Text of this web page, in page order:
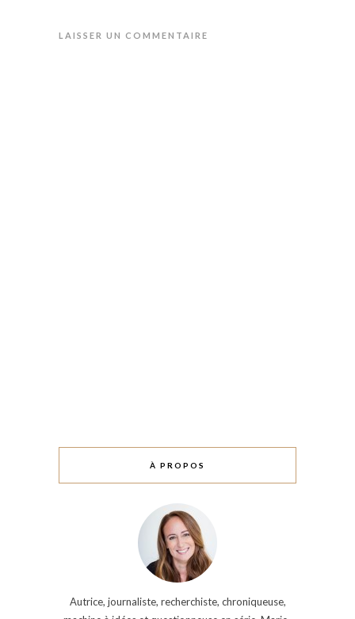
LAISSER UN COMMENTAIRE
À PROPOS
Autrice, journaliste, recherchiste, chroniqueuse,